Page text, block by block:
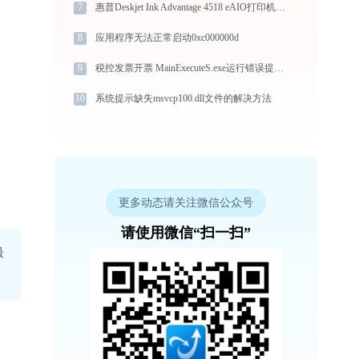
7 惠普Deskjet Ink Advantage 4518 eAIO打印机连接问题-金山毒霸
8 应用程序无法正常启动0xc000000d
9 税控发票开票 MainExecuteS.exe运行错误提示0xc000000d的解决办法
10 系统提示缺失msvcp100.dll文件的解决方法
更多动态请关注微信公众号
请使用微信“扫一扫”